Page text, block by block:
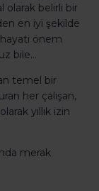
olarak belirli bir
en iyi şekilde
önem
bile...
temel bir
her çalışan,
yıllık izin
merak